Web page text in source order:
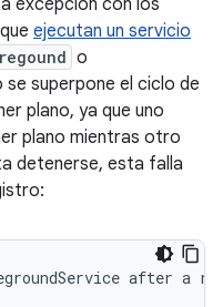
excepción con los
que ejecutan un servicio
o
se superpone el ciclo de
plano, ya que uno
plano mientras otro
detenerse, esta falla